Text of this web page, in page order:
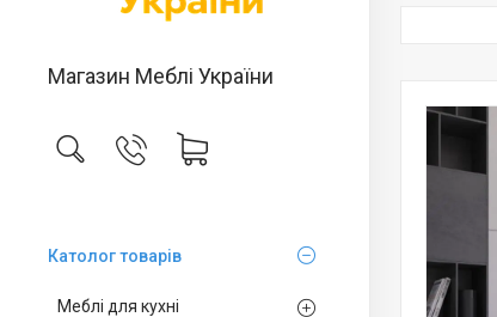
Магазин Меблі України
Католог товарів
Меблі для кухні